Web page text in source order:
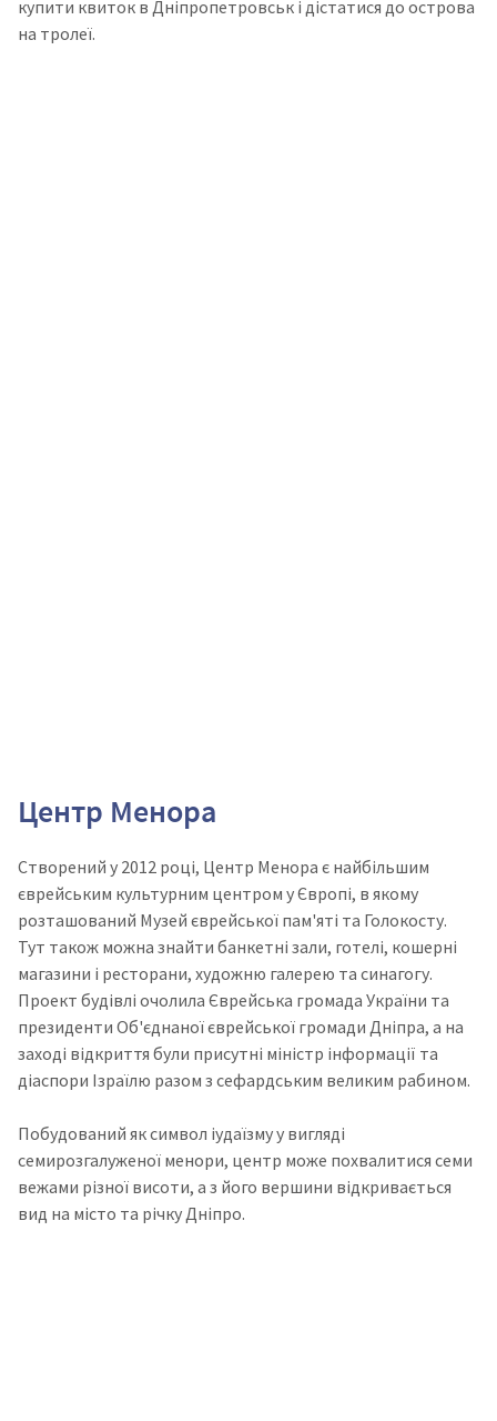
купити квиток в Дніпропетровськ і дістатися до острова
на тролеї.
Центр Менора
Створений у 2012 році, Центр Менора є найбільшим
єврейським культурним центром у Європі, в якому
розташований Музей єврейської пам'яті та Голокосту.
Тут також можна знайти банкетні зали, готелі, кошерні
магазини і ресторани, художню галерею та синагогу.
Проект будівлі очолила Єврейська громада України та
президенти Об'єднаної єврейської громади Дніпра, а на
заході відкриття були присутні міністр інформації та
діаспори Ізраїлю разом з сефардським великим рабином.
Побудований як символ іудаїзму у вигляді
семирозгалуженої менори, центр може похвалитися семи
вежами різної висоти, а з його вершини відкривається
вид на місто та річку Дніпро.